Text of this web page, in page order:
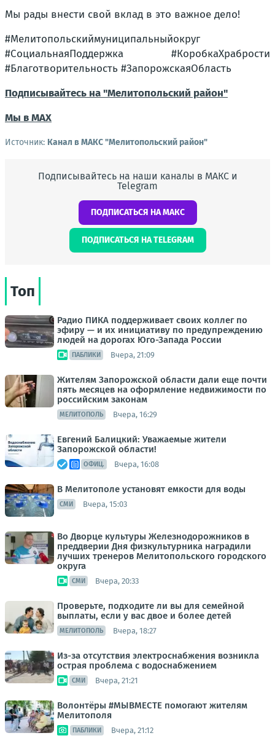
Мы рады внести свой вклад в это важное дело!
#Мелитопольскиймуниципальныйокруг
#СоциальнаяПоддержка #КоробкаХрабрости
#Благотворительность #ЗапорожскаяОбласть
Подписывайтесь на "Мелитопольский район"
Мы в МАХ
Источник: Канал в МАКС "Мелитопольский район"
Подписывайтесь на наши каналы в МАКС и
Telegram
ПОДПИСАТЬСЯ НА МАКС
ПОДПИСАТЬСЯ НА TELEGRAM
Топ
Радио ПИКА поддерживает своих коллег по
эфиру — и их инициативу по предупреждению
людей на дорогах Юго-Запада России
ПАБЛИКИ Вчера, 21:09
Жителям Запорожской области дали еще почти
пять месяцев на оформление недвижимости по
российским законам
МЕЛИТОПОЛЬ Вчера, 16:29
Евгений Балицкий: Уважаемые жители
Запорожской области!
ОФИЦ. Вчера, 16:08
В Мелитополе установят емкости для воды
СМИ Вчера, 15:03
Во Дворце культуры Железнодорожников в
преддверии Дня физкультурника наградили
лучших тренеров Мелитопольского городского
округа
СМИ Вчера, 20:33
Проверьте, подходите ли вы для семейной
выплаты, если у вас двое и более детей
МЕЛИТОПОЛЬ Вчера, 18:27
Из-за отсутствия электроснабжения возникла
острая проблема с водоснабжением
СМИ Вчера, 21:21
Волонтёры #МЫВМЕСТЕ помогают жителям
Мелитополя
ПАБЛИКИ Вчера, 21:12